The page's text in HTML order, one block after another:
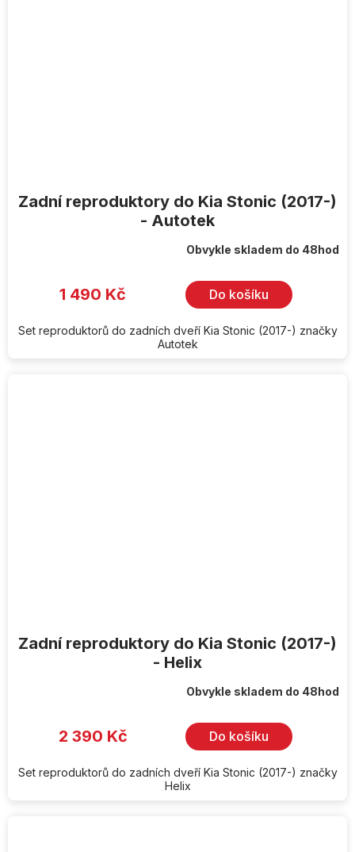
Zadní reproduktory do Kia Stonic (2017-)
- Autotek
Obvykle skladem do 48hod
1 490 Kč Do košíku
Set reproduktorů do zadních dveří Kia Stonic (2017-) značky
Autotek
Zadní reproduktory do Kia Stonic (2017-)
- Helix
Obvykle skladem do 48hod
2 390 Kč Do košíku
Set reproduktorů do zadních dveří Kia Stonic (2017-) značky
Helix